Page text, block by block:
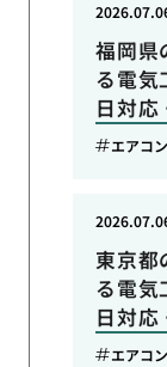
福岡県
る電気
日対
エアコ
東京都
る電気
日対
エアコ